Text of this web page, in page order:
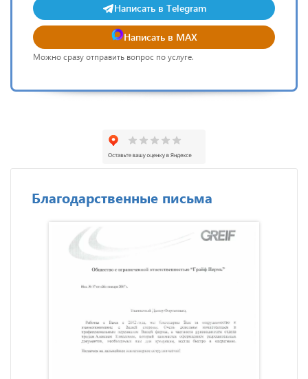
Написать в Telegram
Написать в MAX
Можно сразу отправить вопрос по услуге.
Благодарственные письма